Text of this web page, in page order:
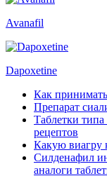
Avanafil
Dapoxetine
Как
Препарат
Таблетки
рецептов
Какую виагру
Силденафил
аналоги